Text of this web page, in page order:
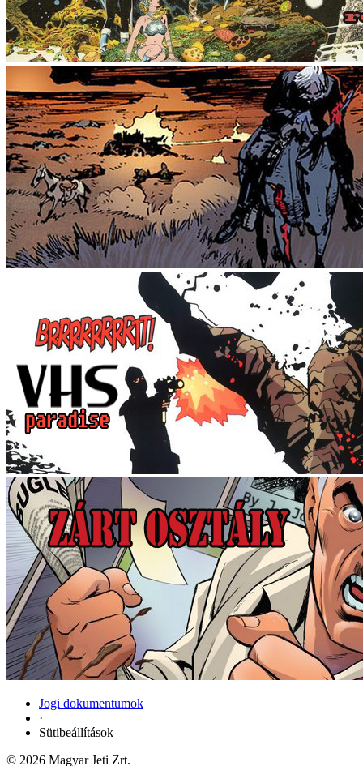
Jogi dokumentumok
·
Sütibeállítások
© 2026 Magyar Jeti Zrt.